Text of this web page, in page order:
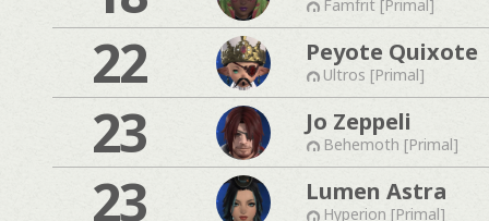
Famfrit [Primal]
22 Peyote Quixote
Ultros [Primal]
23 Jo Zeppeli
Behemoth [Primal]
23 Lumen Astra
Hyperion [Primal]